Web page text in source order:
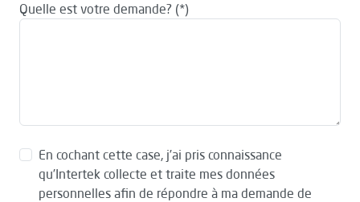
Quelle est votre demande?
En cochant cette case, j’ai pris connaissance
qu’Intertek collecte et traite mes données
personnelles afin de répondre à ma demande de